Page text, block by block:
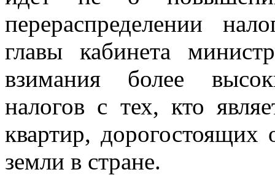
перераспределении
главы кабинета
взимания более
налогов с тех, кто
квартир, дорогостоящих
земли в стране.